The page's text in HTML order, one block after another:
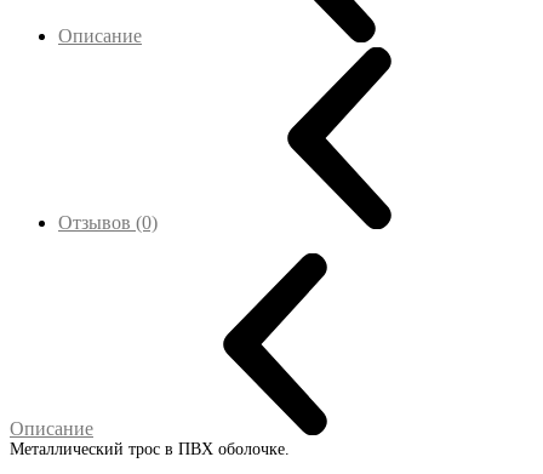
Описание
Отзывов (0)
Описание
Металлический трос в ПВХ оболочке.